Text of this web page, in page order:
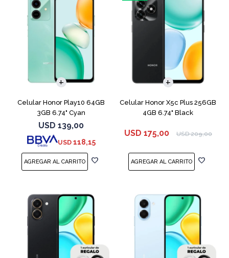
Celular Honor Play10 64GB
3GB 6.74" Cyan
USD 139,00
USD 118,15
COMPARAR
Celular Honor X5c Plus 256GB
4GB 6.74" Black
USD 175,00 USD 209,00
COMPARAR